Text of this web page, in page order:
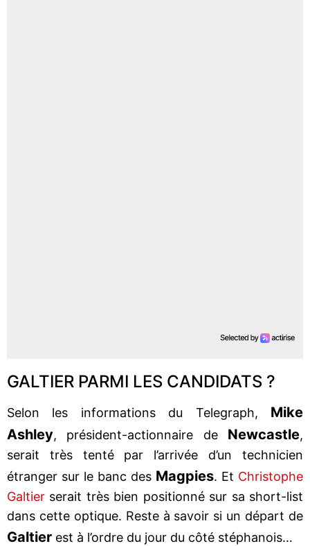
GALTIER PARMI LES CANDIDATS ?
Selon les informations du Telegraph, Mike
Ashley, président-actionnaire de Newcastle,
serait très tenté par l’arrivée d’un technicien
étranger sur le banc des Magpies. Et Christophe
Galtier serait très bien positionné sur sa short-list
dans cette optique. Reste à savoir si un départ de
Galtier est à l’ordre du jour du côté stéphanois…